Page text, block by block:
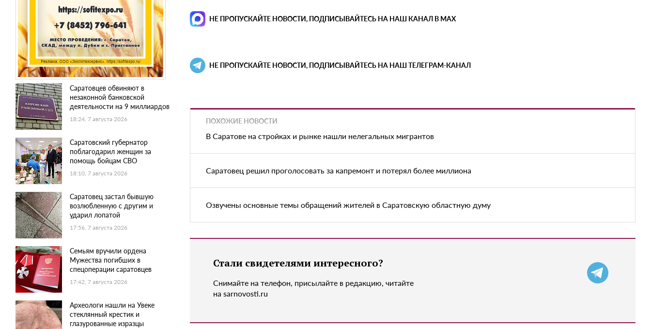
Саратовцев обвиняют в
незаконной банковской
деятельности на 9 миллиардов
18:24, 7 августа 2026
Саратовский губернатор
поблагодарил женщин за
помощь бойцам СВО
18:10, 7 августа 2026
Саратовец застал бывшую
возлюбленную с другим и
ударил лопатой
17:56, 7 августа 2026
Семьям вручили ордена
Мужества погибших в
спецоперации саратовцев
17:42, 7 августа 2026
Археологи нашли на Увеке
стеклянный крестик и
глазурованные изразцы
НЕ ПРОПУСКАЙТЕ НОВОСТИ, ПОДПИСЫВАЙТЕСЬ НА НАШ КАНАЛ В MAX
НЕ ПРОПУСКАЙТЕ НОВОСТИ, ПОДПИСЫВАЙТЕСЬ НА НАШ ТЕЛЕГРАМ-КАНАЛ
ПОХОЖИЕ НОВОСТИ
В Саратове на стройках и рынке нашли нелегальных мигрантов
Саратовец решил проголосовать за капремонт и потерял более миллиона
Озвучены основные темы обращений жителей в Саратовскую областную думу
Стали свидетелями интересного?
Снимайте на телефон, присылайте в редакцию, читайте
на sarnovosti.ru